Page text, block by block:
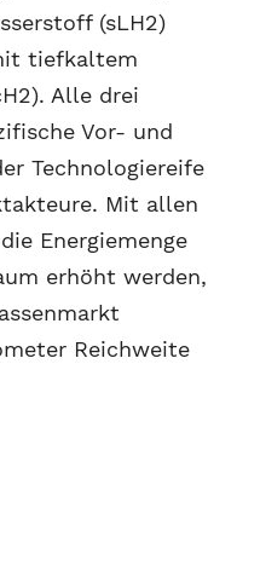
(sLH2)
tiefkaltem
Alle drei
Vor- und
Technologiereife
Mit allen
Energiemenge
erhöht werden,
Reichweite